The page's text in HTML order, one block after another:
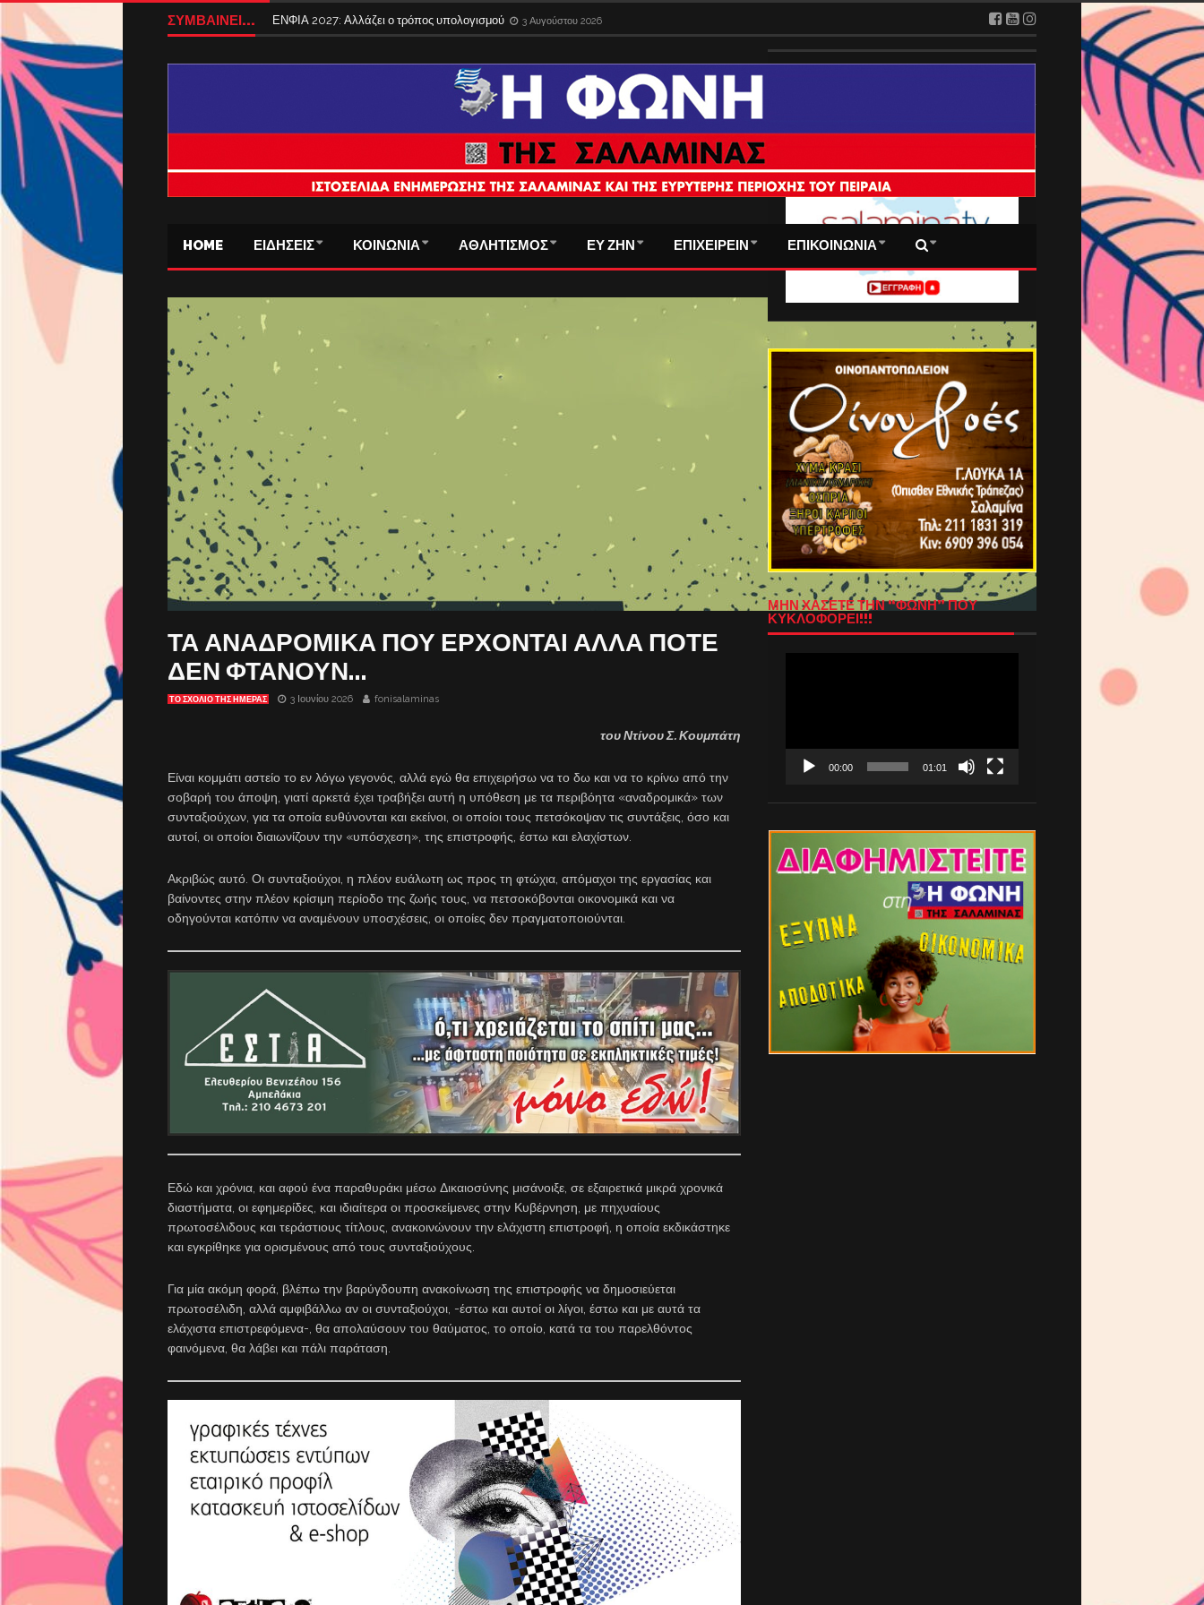
ΣΥΜΒΑΙΝΕΙ... ΕΝΦΙΑ 2027: Αλλάζει ο τρόπος υπολογισμού 3 Αυγούστου 2026
HOME ΕΙΔΗΣΕΙΣ ΚΟΙΝΩΝΙΑ ΑΘΛΗΤΙΣΜΟΣ ΕΥ ΖΗΝ ΕΠΙΧΕΙΡΕΙΝ ΕΠΙΚΟΙΝΩΝΙΑ
ΤΑ ΑΝΑΔΡΟΜΙΚΑ ΠΟΥ ΕΡΧΟΝΤΑΙ ΑΛΛΑ ΠΟΤΕ
ΔΕΝ ΦΤΑΝΟΥΝ…
ΤΟ ΣΧΌΛΙΟ ΤΗΣ ΗΜΈΡΑΣ 3 Ιουνίου 2026 fonisalaminas
του Ντίνου Σ. Κουμπάτη
Είναι κομμάτι αστείο το εν λόγω γεγονός, αλλά εγώ θα επιχειρήσω να το δω και να το κρίνω από την
σοβαρή του άποψη, γιατί αρκετά έχει τραβήξει αυτή η υπόθεση με τα περιβόητα «αναδρομικά» των
συνταξιούχων, για τα οποία ευθύνονται και εκείνοι, οι οποίοι τους πετσόκοψαν τις συντάξεις, όσο και
αυτοί, οι οποίοι διαιωνίζουν την «υπόσχεση», της επιστροφής, έστω και ελαχίστων.
Ακριβώς αυτό. Οι συνταξιούχοι, η πλέον ευάλωτη ως προς τη φτώχια, απόμαχοι της εργασίας και
βαίνοντες στην πλέον κρίσιμη περίοδο της ζωής τους, να πετσοκόβονται οικονομικά και να
οδηγούνται κατόπιν να αναμένουν υποσχέσεις, οι οποίες δεν πραγματοποιούνται.
Εδώ και χρόνια, και αφού ένα παραθυράκι μέσω Δικαιοσύνης μισάνοιξε, σε εξαιρετικά μικρά χρονικά
διαστήματα, οι εφημερίδες, και ιδιαίτερα οι προσκείμενες στην Κυβέρνηση, με πηχυαίους
πρωτοσέλιδους και τεράστιους τίτλους, ανακοινώνουν την ελάχιστη επιστροφή, η οποία εκδικάστηκε
και εγκρίθηκε για ορισμένους από τους συνταξιούχους.
Για μία ακόμη φορά, βλέπω την βαρύγδουπη ανακοίνωση της επιστροφής να δημοσιεύεται
πρωτοσέλιδη, αλλά αμφιβάλλω αν οι συνταξιούχοι, -έστω και αυτοί οι λίγοι, έστω και με αυτά τα
ελάχιστα επιστρεφόμενα-, θα απολαύσουν του θαύματος, το οποίο, κατά τα του παρελθόντος
φαινόμενα, θα λάβει και πάλι παράταση.
ΜΗΝ ΧΑΣΕΤΕ ΤΗΝ “ΦΩΝΗ” ΠΟΥ
ΚΥΚΛΟΦΟΡΕΙ!!!
00:00 01:01